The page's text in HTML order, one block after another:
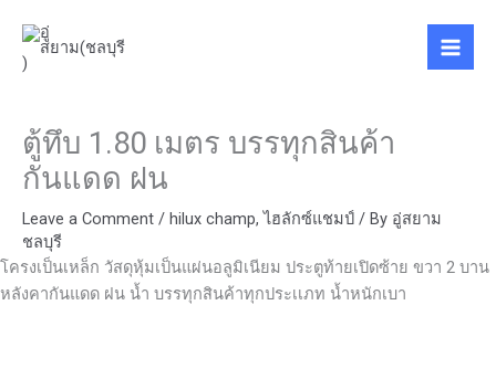
content
ตู้ทึบ 1.80 เมตร บรรทุกสินค้า
กันแดด ฝน
Leave a Comment / hilux champ,ไฮลักซ์แชมป์ / By อู่สยาม
ชลบุรี
โครงเป็นเหล็ก วัสดุหุ้มเป็นแผ่นอลูมิเนียม ประตูท้ายเปิดซ้าย ขวา 2 บาน
หลังคากันแดด ฝน น้ำ บรรทุกสินค้าทุกประเเภท น้ำหนักเบา